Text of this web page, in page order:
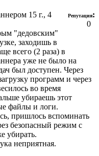
15 г., 4
Репутация:
0
"дедовским"
заходишь в
всего (2 раза) в
уже не было на
был доступен. Через
программ и через
во время
убираешь этот
файлы и логи.
пришлось вспоминать
безопасный режим с
убирать.
неприятная.